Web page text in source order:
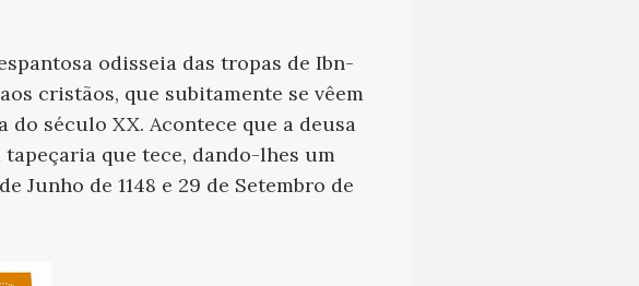
odisseia das tropas de Ibn-
cristãos, que subitamente se vêem
século XX. Acontece que a deusa
que tece, dando-lhes um
Junho de 1148 e 29 de Setembro de